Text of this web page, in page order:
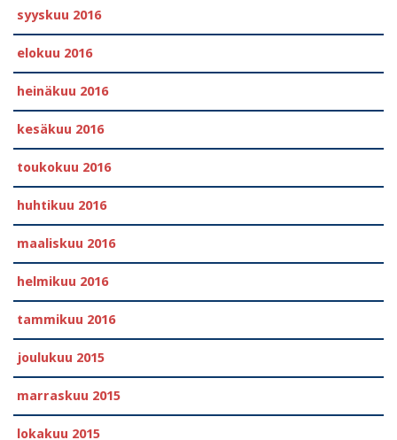
syyskuu 2016
elokuu 2016
heinäkuu 2016
kesäkuu 2016
toukokuu 2016
huhtikuu 2016
maaliskuu 2016
helmikuu 2016
tammikuu 2016
joulukuu 2015
marraskuu 2015
lokakuu 2015